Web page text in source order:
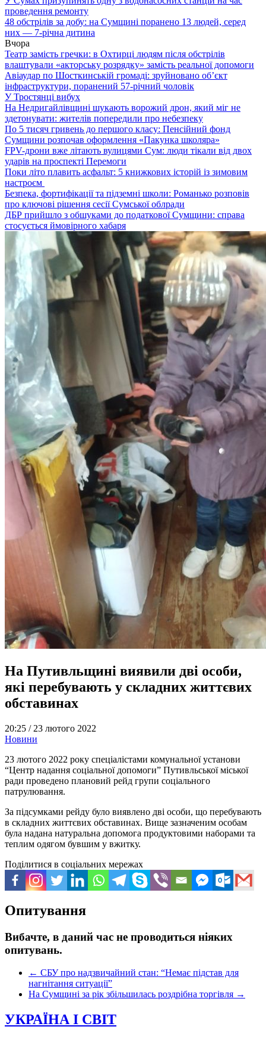
проведення ремонту
48 обстрілів за добу: на Сумщині поранено 13 людей, серед
них — 7-річна дитина
Вчора
Театр замість гречки: в Охтирці людям після обстрілів
влаштували «акторську розрядку» замість реальної допомоги
Авіаудар по Шосткинській громаді: зруйновано об’єкт
інфраструктури, поранений 57-річний чоловік
У Тростянці вибух
На Недригайлівщині шукають ворожий дрон, який міг не
здетонувати: жителів попередили про небезпеку
По 5 тисяч гривень до першого класу: Пенсійний фонд
Сумщини розпочав оформлення «Пакунка школяра»
FPV-дрони вже літають вулицями Сум: люди тікали від двох
ударів на проспекті Перемоги
Поки літо плавить асфальт: 5 книжкових історій із зимовим
настроєм
Безпека, фортифікації та підземні школи: Романько розповів
про ключові рішення сесії Сумської облради
ДБР прийшло з обшуками до податкової Сумщини: справа
стосується ймовірного хабаря
На Путивльщині виявили дві особи,
які перебувають у складних життєвих
обставинах
20:25 / 23 лютого 2022
Новини
23 лютого 2022 року спеціалістами комунальної установи
“Центр надання соціальної допомоги” Путивльської міської
ради проведено плановий рейд групи соціального
патрулювання.
За підсумками рейду було виявлено дві особи, що перебувають
в складних життєвих обставинах. Вище зазначеним особам
була надана натуральна допомога продуктовими наборами та
теплим одягом бувшим у вжитку.
Поділитися в соціальних мережах
Опитування
Вибачте, в даний час не проводиться ніяких
опитувань.
← СБУ про надзвичайний стан: “Немає підстав для
нагнітання ситуації”
На Сумщині за рік збільшилась роздрібна торгівля →
УКРАЇНА І СВІТ